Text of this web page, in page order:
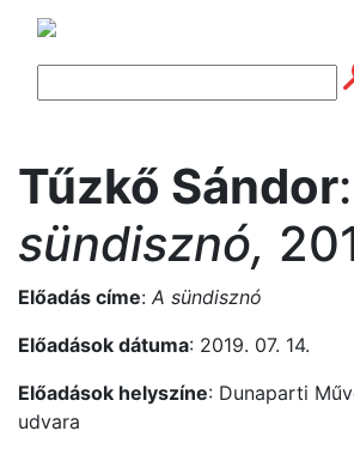
Tűzkő Sándor:
sündisznó,
Előadás címe: A sündisznó
Előadások dátuma: 2019. 07. 14.
Előadások helyszíne: Dunaparti
udvara